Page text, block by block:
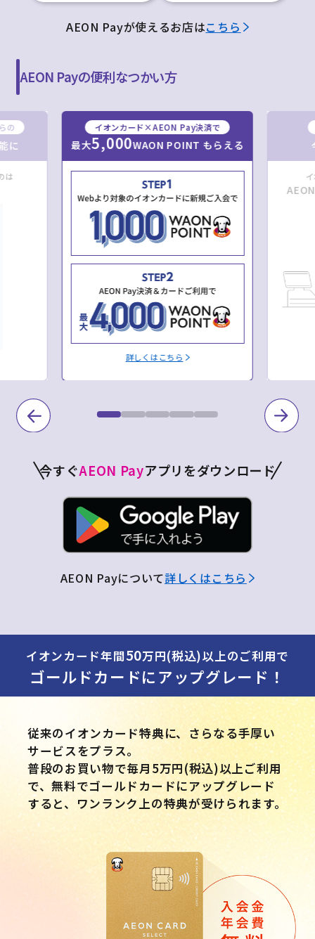
AEON Payが使えるお店はこちら
AEON Payの便利なつかい方
の
に
は
イオンカード×AEON Pay決済で
最大5,000WAON POINT もらえる
詳しくはこちら
今すぐAEON Payアプリをダウンロード
AEON Payについて詳しくはこちら
イオンカード年間50万円(税込)以上のご利用で
ゴールドカードにアップグレード！
従来のイオンカード特典に、さらなる手厚い
サービスをプラス。
普段のお買い物で毎月5万円(税込)以上ご利用
で、無料でゴールドカードにアップグレード
すると、ワンランク上の特典が受けられます。